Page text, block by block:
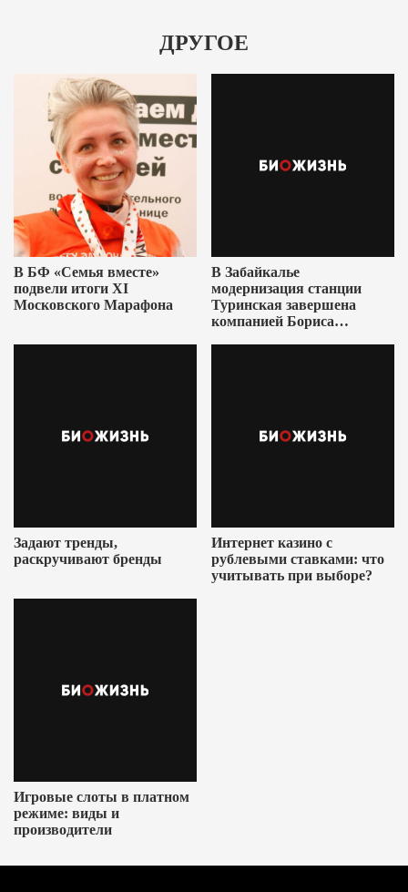
ДРУГОЕ
В БФ «Семья вместе»
подвели итоги XI
Московского Марафона
В Забайкалье
модернизация станции
Туринская завершена
компанией Бориса
Задают тренды,
раскручивают бренды
Интернет казино с
рублевыми ставками: что
учитывать при выборе?
Игровые слоты в платном
режиме: виды и
производители